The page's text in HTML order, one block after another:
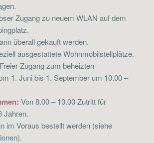
Zugang zu neuem WLAN auf dem
überall gekauft werden.
ausgestattete Wohnmobilstellplätze.
Freier Zugang zum beheizten
1. Juni bis 1. September um 10.00 –
Von 8.00 – 10.00 Zutritt für
Jahren.
im Voraus bestellt werden (siehe